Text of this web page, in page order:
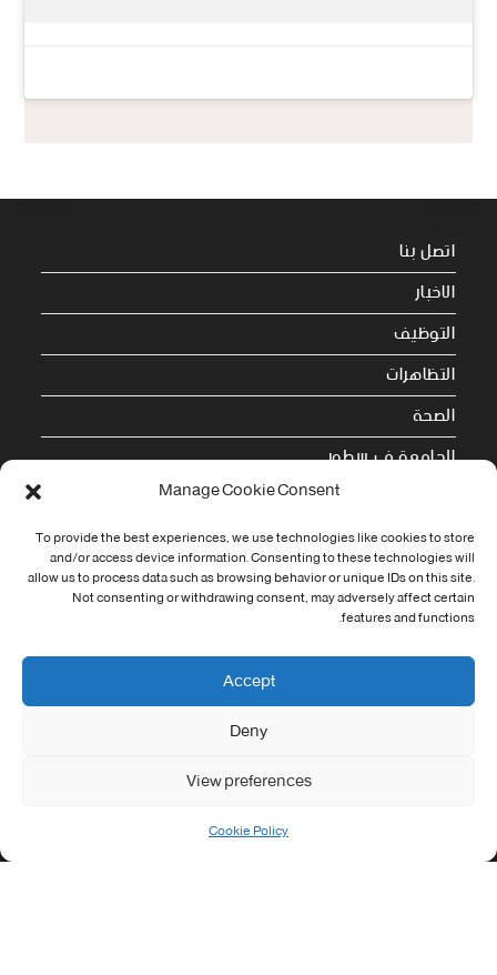
Manage Cookie Consent
To provide the best experiences, we use technologies like cookies to store
and/or access device information. Consenting to these technologies will
allow us to process data such as browsing behavior or unique IDs on this site.
Not consenting or withdrawing consent, may adversely affect certain
features and functions.
Accept
Deny
View preferences
Cookie Policy
اتصل بنا
الاخبار
التوظيف
التظاهرات
الصحة
الجامعة في سطور
Cookie Policy (EU)
معلومات الاتصال
Address:
جامعة العربي التبسي طريق قسنطينة - تبسة
contact@univ-tebessa.dz